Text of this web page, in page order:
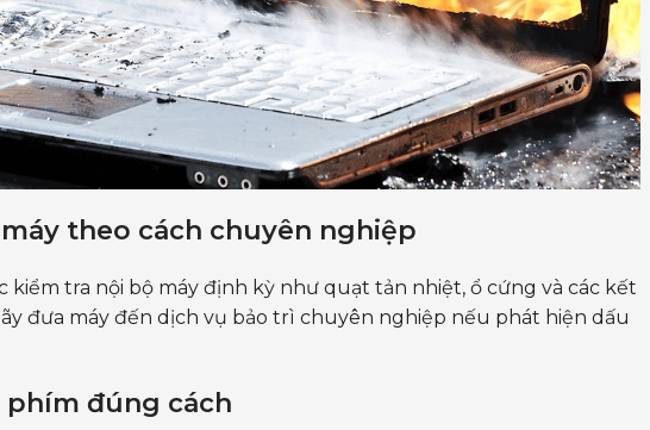
theo cách chuyên nghiệp
kiểm tra nội bộ máy định kỳ như quạt tản nhiệt, ổ cứng và các kết
đưa máy đến dịch vụ bảo trì chuyên nghiệp nếu phát hiện dấu
phím đúng cách